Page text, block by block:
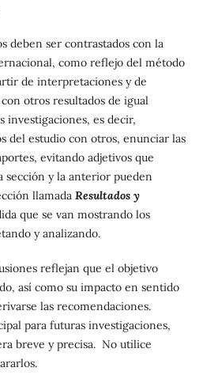
deben ser contrastados con la
como reflejo del método
de interpretaciones y de
otros resultados de igual
investigaciones, es decir,
del estudio con otros, enunciar las
evitando adjetivos que
sección y la anterior pueden
llamada Resultados y
que se van mostrando los
y analizando.
reflejan que el objetivo
así como su impacto en sentido
las recomendaciones.
para futuras investigaciones,
breve y precisa. No utilice